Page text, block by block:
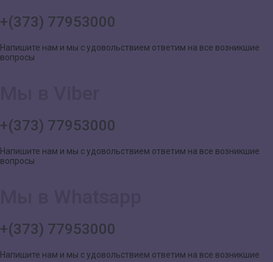
+(373) 77953000
Напишите нам и мы с удовольствием ответим на все возникшие
вопросы
+(373) 77953000
Напишите нам и мы с удовольствием ответим на все возникшие
вопросы
+(373) 77953000
Напишите нам и мы с удовольствием ответим на все возникшие